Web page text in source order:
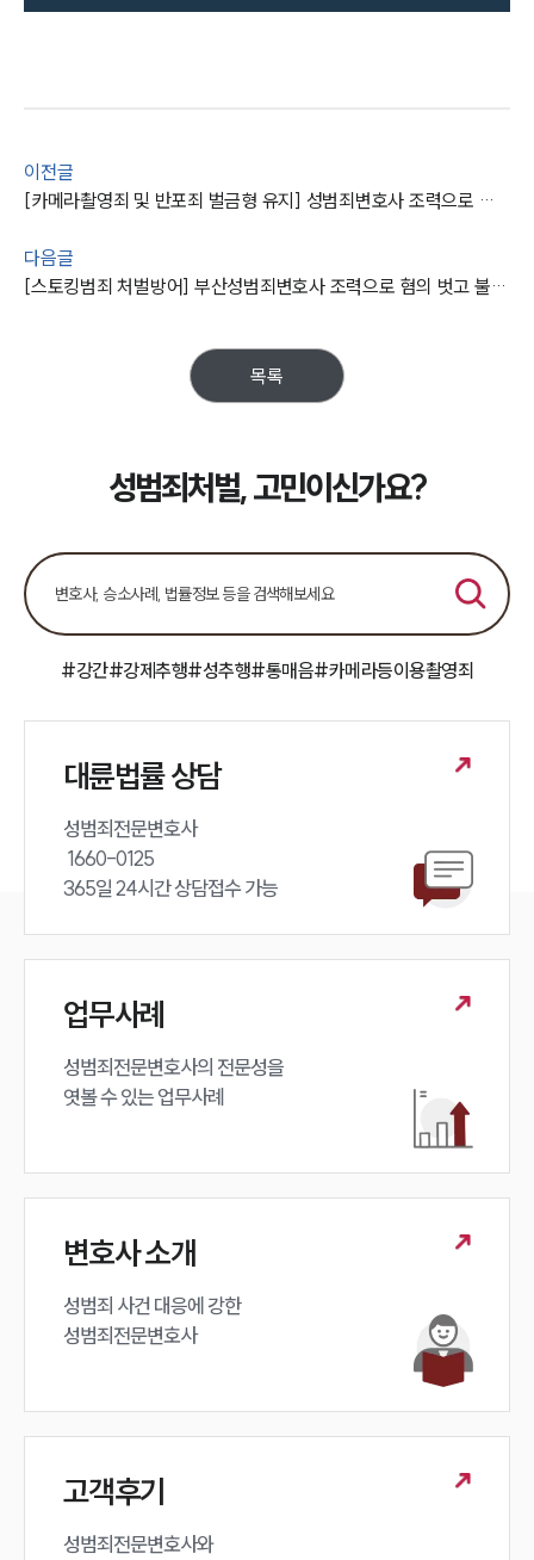
이전글
[카메라촬영죄 및 반포죄 벌금형 유지] 성범죄변호사 조력으로 검사 항소심 기각 시켜
다음글
[스토킹범죄 처벌방어] 부산성범죄변호사 조력으로 혐의 벗고 불송치 처분 받은 의뢰인
목록
성범죄처벌, 고민이신가요?
#강간#강제추행#성추행#통매음#카메라등이용촬영죄
대륜법률 상담
성범죄전문변호사
365일 24시간 상담접수 가능
업무사례
성범죄전문변호사의 전문성을
엿볼 수 있는 업무사례
변호사 소개
성범죄 사건 대응에 강한
성범죄전문변호사
고객후기
성범죄전문변호사와